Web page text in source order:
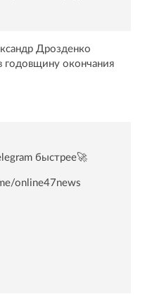
Дрозденко
окончания
быстрее🚀
online47news